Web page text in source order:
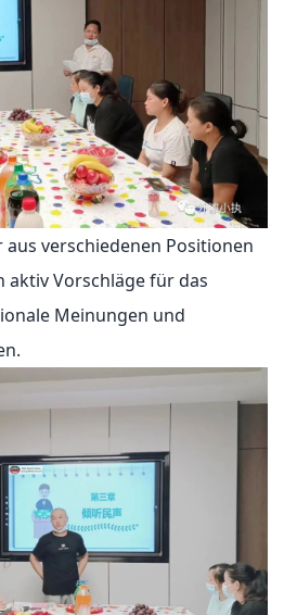
verschiedenen Positionen
aktiv Vorschläge für das
Meinungen und